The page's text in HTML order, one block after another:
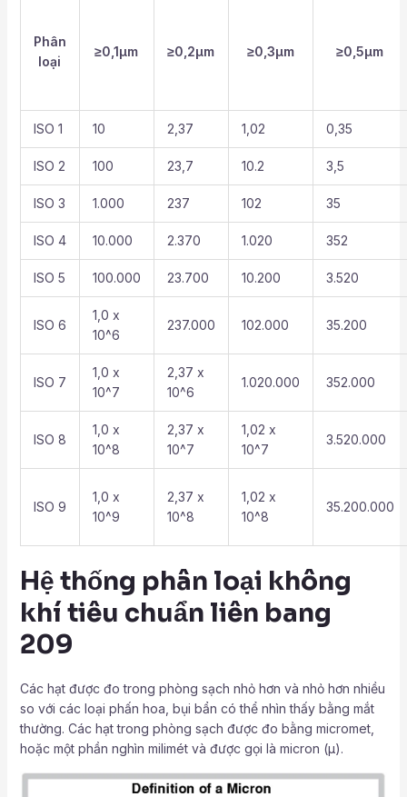
Phân
loại
≥0,1µm ≥0,2µm ≥0,3µm ≥0,5µm
ISO 1 10 2,37 1,02 0,35
ISO 2 100 23,7 10.2 3,5
ISO 3 1.000 237 102 35
ISO 4 10.000 2.370 1.020 352
ISO 5 100.000 23.700 10.200 3.520
ISO 6
1,0 x
10^6
237.000 102.000 35.200
ISO 7
1,0 x
10^7
2,37 x
10^6
1.020.000 352.000
ISO 8
1,0 x
10^8
2,37 x
10^7
1,02 x
10^7
3.520.000
ISO 9
1,0 x
10^9
2,37 x
10^8
1,02 x
10^8
35.200.000
Hệ thống phân loại không
khí tiêu chuẩn liên bang
209
Các hạt được đo trong phòng sạch nhỏ hơn và nhỏ hơn nhiều
so với các loại phấn hoa, bụi bẩn có thể nhìn thấy bằng mắt
thường. Các hạt trong phòng sạch được đo bằng micromet,
hoặc một phần nghìn milimét và được gọi là micron (µ).